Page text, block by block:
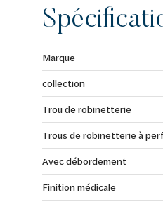
Marque
collection
Trou de robinetterie
Trous de robinetterie à
Avec débordement
Finition médicale